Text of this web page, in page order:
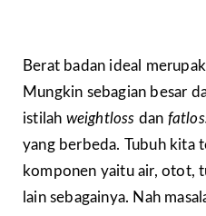
Berat badan ideal
Mungkin sebagian besar
istilah weightloss dan
yang berbeda. Tubuh kita
komponen yaitu air, otot,
lain sebagainya. Nah